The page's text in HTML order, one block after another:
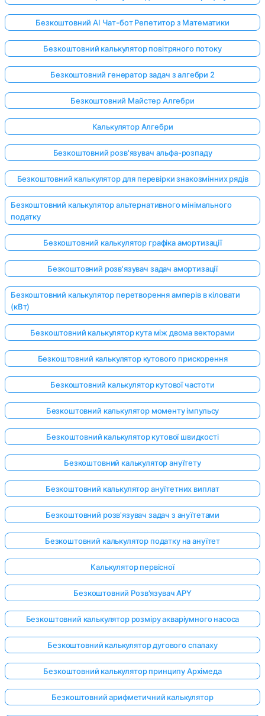
Безкоштовний AI Чат-бот Репетитор з Математики
Безкоштовний калькулятор повітряного потоку
Безкоштовний генератор задач з алгебри 2
Безкоштовний Майстер Алгебри
Калькулятор Алгебри
Безкоштовний розв'язувач альфа-розпаду
Безкоштовний калькулятор для перевірки знакозмінних рядів
Безкоштовний калькулятор альтернативного мінімального
податку
Безкоштовний калькулятор графіка амортизації
Безкоштовний розв'язувач задач амортизації
Безкоштовний калькулятор перетворення амперів в кіловати
(кВт)
Безкоштовний калькулятор кута між двома векторами
Безкоштовний калькулятор кутового прискорення
Безкоштовний калькулятор кутової частоти
Безкоштовний калькулятор моменту імпульсу
Безкоштовний калькулятор кутової швидкості
Безкоштовний калькулятор ануїтету
Безкоштовний калькулятор ануїтетних виплат
Безкоштовний розв'язувач задач з ануїтетами
Безкоштовний калькулятор податку на ануїтет
Калькулятор первісної
Безкоштовний Розв'язувач APY
Безкоштовний калькулятор розміру акваріумного насоса
Безкоштовний калькулятор дугового спалаху
Безкоштовний калькулятор принципу Архімеда
Безкоштовний арифметичний калькулятор